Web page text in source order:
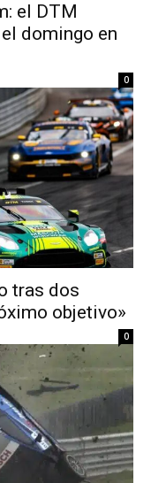
el DTM
domingo en
0
tras dos
objetivo»
0